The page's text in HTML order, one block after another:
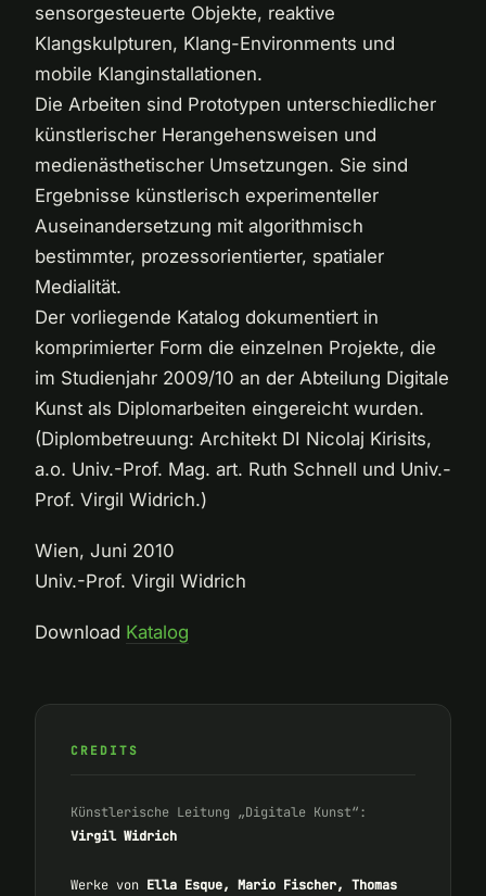
sensorgesteuerte Objekte, reaktive
Klangskulpturen, Klang-Environments und
mobile Klanginstallationen.
Die Arbeiten sind Prototypen unterschiedlicher
künstlerischer Herangehensweisen und
medienästhetischer Umsetzungen. Sie sind
Ergebnisse künstlerisch experimenteller
Auseinandersetzung mit algorithmisch
bestimmter, prozessorientierter, spatialer
Medialität.
Der vorliegende Katalog dokumentiert in
komprimierter Form die einzelnen Projekte, die
im Studienjahr 2009/10 an der Abteilung Digitale
Kunst als Diplomarbeiten eingereicht wurden.
(Diplombetreuung: Architekt DI Nicolaj Kirisits,
a.o. Univ.-Prof. Mag. art. Ruth Schnell und Univ.-
Prof. Virgil Widrich.)
Wien, Juni 2010
Univ.-Prof. Virgil Widrich
Download Katalog
CREDITS
Künstlerische Leitung „Digitale Kunst“:
Virgil Widrich
Werke von Ella Esque, Mario Fischer, Thomas